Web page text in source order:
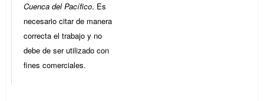
Cuenca del Pacífico. Es
necesario citar de manera
correcta el trabajo y no
debe de ser utilizado con
fines comerciales.